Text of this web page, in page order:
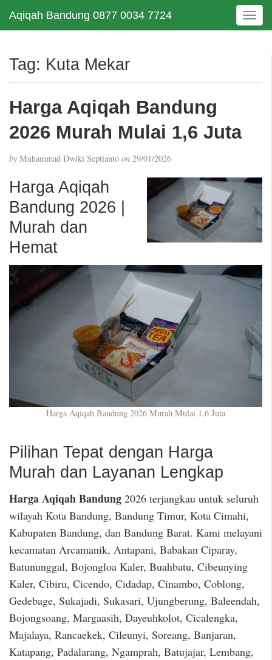
Aqiqah Bandung 0877 0034 7724
T
o
e
t
Tag: Kuta Mekar
Harga Aqiqah Bandung
2026 Murah Mulai 1,6 Juta
by Muhammad Dwiki Septianto on 29/01/2026
Harga Aqiqah
Bandung 2026 |
Murah dan
Hemat
Harga Aqiqah Bandung 2026 Murah Mulai 1,6 Juta
Pilihan Tepat dengan Harga
Murah dan Layanan Lengkap
Harga Aqiqah Bandung 2026 terjangkau untuk seluruh
wilayah Kota Bandung, Bandung Timur, Kota Cimahi,
Kabupaten Bandung, dan Bandung Barat. Kami melayani
kecamatan Arcamanik, Antapani, Babakan Ciparay,
Batununggal, Bojongloa Kaler, Buahbatu, Cibeunying
Kaler, Cibiru, Cicendo, Cidadap, Cinambo, Coblong,
Gedebage, Sukajadi, Sukasari, Ujungberung, Baleendah,
Bojongsoang, Margaasih, Dayeuhkolot, Cicalengka,
Majalaya, Rancaekek, Cileunyi, Soreang, Banjaran,
Katapang, Padalarang, Ngamprah, Batujajar, Lembang,